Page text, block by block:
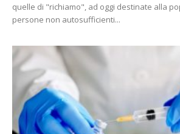
quelle di "richiamo", ad oggi destinate alla
persone non autosufficienti...